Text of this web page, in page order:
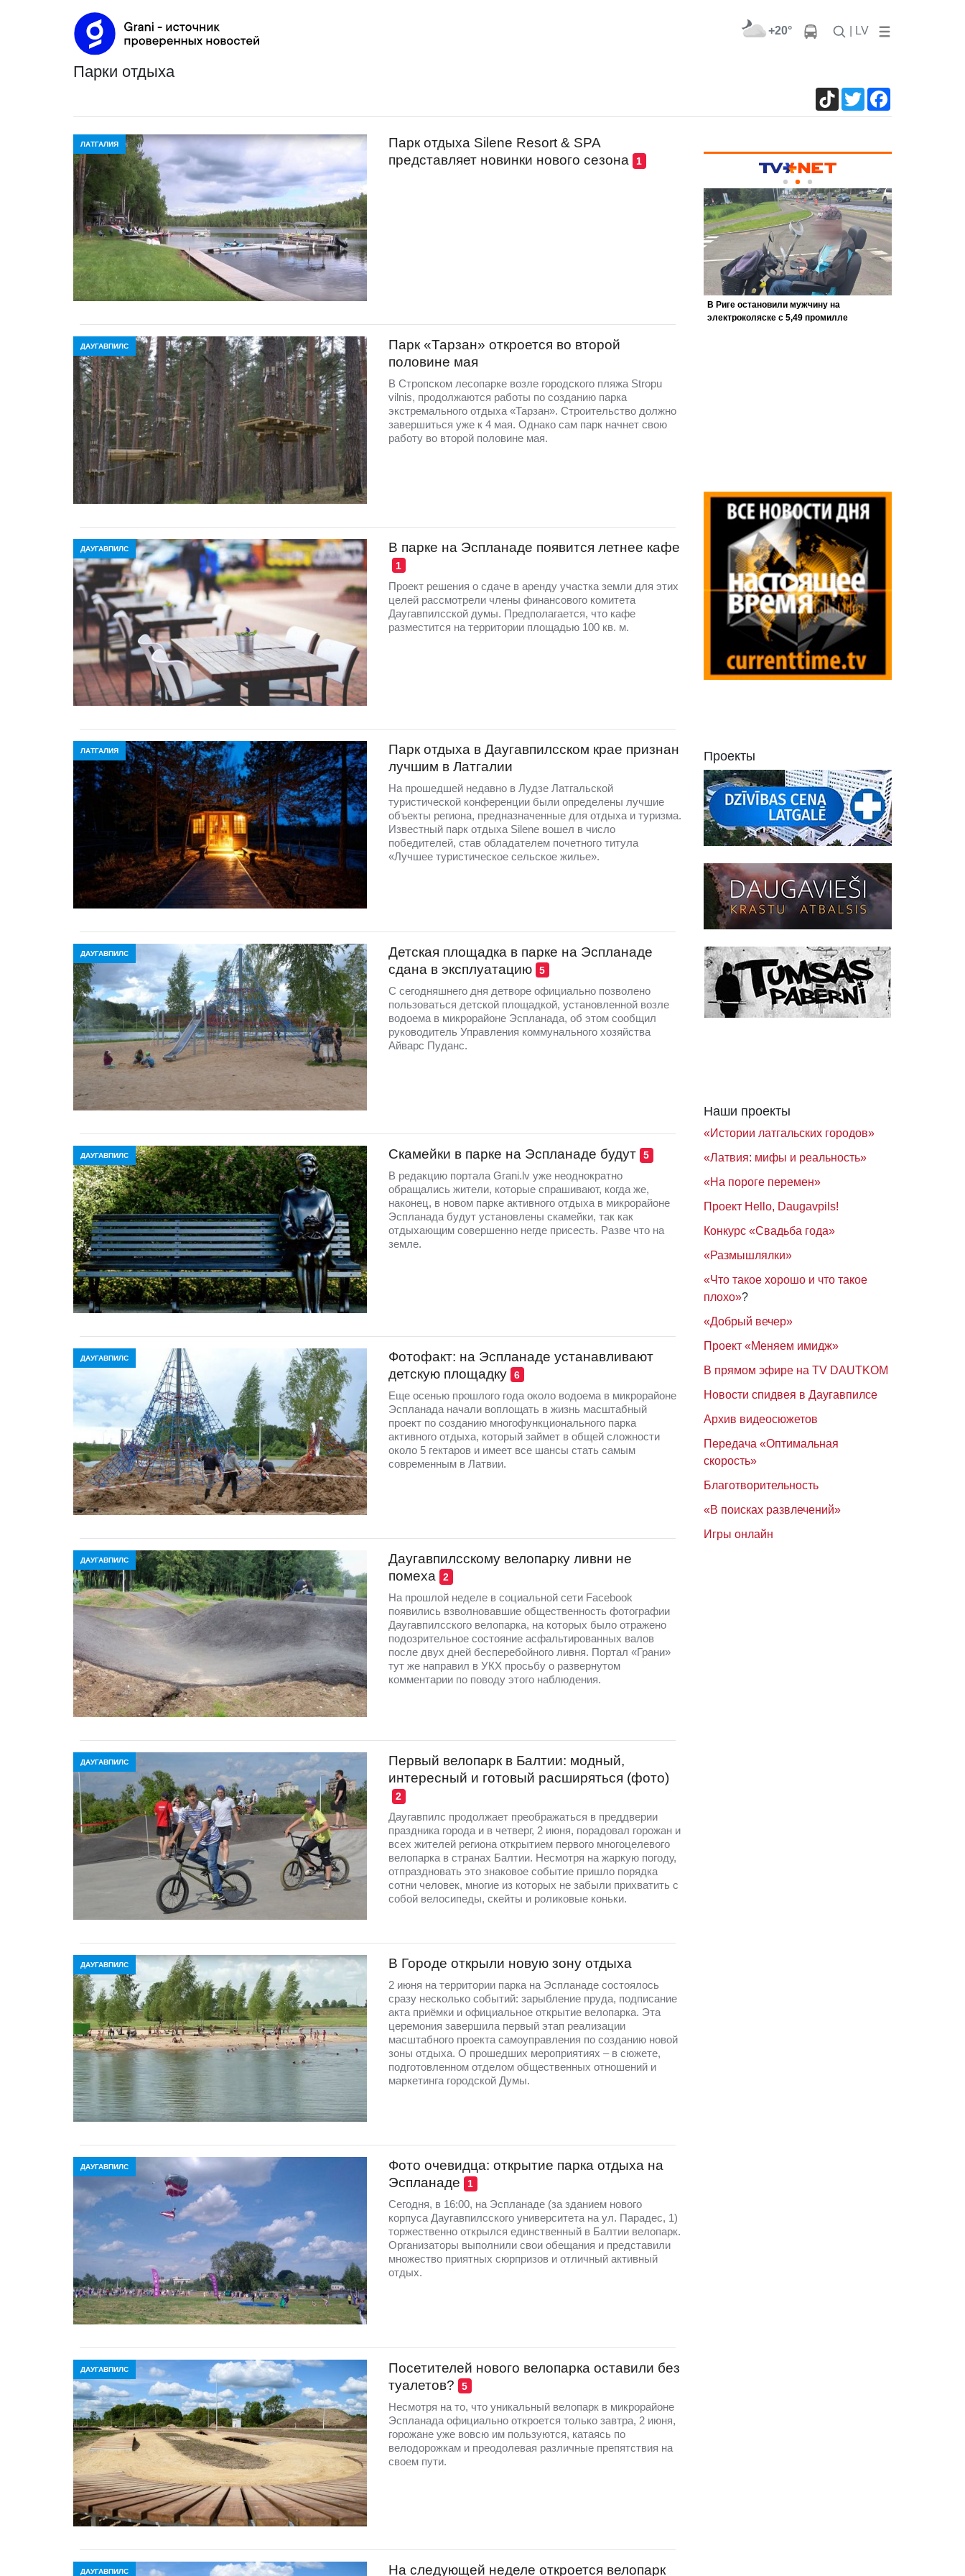
+20° | LV
парки отдыха
TikTokTwitter
ЛАТГАЛИЯ
Парк отдыха Silene Resort & SPA
представляет новинки нового сезона
1
ДАУГАВПИЛС
Парк «Тарзан» откроется во второй
половине мая
В Стропском лесопарке возле городского пляжа Stropu
vilnis, продолжаются работы по созданию парка
экстремального отдыха «Тарзан». Строительство должно
завершиться уже к 4 мая. Однако сам парк начнет свою
работу во второй половине мая.
ДАУГАВПИЛС В парке на Эспланаде появится летнее кафе
1
Проект решения о сдаче в аренду участка земли для этих
целей рассмотрели члены финансового комитета
Даугавпилсской думы. Предполагается, что кафе
разместится на территории площадью 100 кв. м.
ЛАТГАЛИЯ
Парк отдыха в Даугавпилсском крае признан
лучшим в Латгалии
На прошедшей недавно в Лудзе Латгальской
туристической конференции были определены лучшие
объекты региона, предназначенные для отдыха и туризма.
Известный парк отдыха Silene вошел в число
победителей, став обладателем почетного титула
«Лучшее туристическое сельское жилье».
ДАУГАВПИЛС
Детская площадка в парке на Эспланаде
сдана в эксплуатацию
5
С сегодняшнего дня детворе официально позволено
пользоваться детской площадкой, установленной возле
водоема в микрорайоне Эспланада, об этом сообщил
руководитель Управления коммунального хозяйства
Айварс Пуданс.
ДАУГАВПИЛС Скамейки в парке на Эспланаде будут 5
В редакцию портала Grani.lv уже неоднократно
обращались жители, которые спрашивают, когда же,
наконец, в новом парке активного отдыха в микрорайоне
Эспланада будут установлены скамейки, так как
отдыхающим совершенно негде присесть. Разве что на
земле.
ДАУГАВПИЛС
Фотофакт: на Эспланаде устанавливают
детскую площадку
6
Еще осенью прошлого года около водоема в микрорайоне
Эспланада начали воплощать в жизнь масштабный
проект по созданию многофункционального парка
активного отдыха, который займет в общей сложности
около 5 гектаров и имеет все шансы стать самым
современным в Латвии.
ДАУГАВПИЛС
Даугавпилсскому велопарку ливни не
помеха
2
На прошлой неделе в социальной сети Facebook
появились взволновавшие общественность фотографии
Даугавпилсского велопарка, на которых было отражено
подозрительное состояние асфальтированных валов
после двух дней бесперебойного ливня. Портал «Грани»
тут же направил в УКХ просьбу о развернутом
комментарии по поводу этого наблюдения.
ДАУГАВПИЛС
Первый велопарк в Балтии: модный,
интересный и готовый расширяться (фото)
2
Даугавпилс продолжает преображаться в преддверии
праздника города и в четверг, 2 июня, порадовал горожан и
всех жителей региона открытием первого многоцелевого
велопарка в странах Балтии. Несмотря на жаркую погоду,
отпраздновать это знаковое событие пришло порядка
сотни человек, многие из которых не забыли прихватить с
собой велосипеды, скейты и роликовые коньки.
ДАУГАВПИЛС В Городе открыли новую зону отдыха
2 июня на территории парка на Эспланаде состоялось
сразу несколько событий: зарыбление пруда, подписание
акта приёмки и официальное открытие велопарка. Эта
церемония завершила первый этап реализации
масштабного проекта самоуправления по созданию новой
зоны отдыха. О прошедших мероприятиях – в сюжете,
подготовленном отделом общественных отношений и
маркетинга городской Думы.
ДАУГАВПИЛС
Фото очевидца: открытие парка отдыха на
Эспланаде
1
Сегодня, в 16:00, на Эспланаде (за зданием нового
корпуса Даугавпилсского университета на ул. Парадес, 1)
торжественно открылся единственный в Балтии велопарк.
Организаторы выполнили свои обещания и представили
множество приятных сюрпризов и отличный активный
отдых.
ДАУГАВПИЛС
Посетителей нового велопарка оставили без
туалетов?
5
Несмотря на то, что уникальный велопарк в микрорайоне
Эспланада официально откроется только завтра, 2 июня,
горожане уже вовсю им пользуются, катаясь по
велодорожкам и преодолевая различные препятствия на
своем пути.
ДАУГАВПИЛС На следующей неделе откроется велопарк
Проекты
Наши проекты
«Истории латгальских городов»
«Латвия: мифы и реальность»
«На пороге перемен»
Проект Hello, Daugavpils!
Конкурс «Свадьба года»
«Размышлялки»
«Что такое хорошо и что такое
плохо»?
«Добрый вечер»
Проект «Меняем имидж»
В прямом эфире на TV DAUTKOM
Новости спидвея в Даугавпилсе
Архив видеосюжетов
Передача «Оптимальная
скорость»
Благотворительность
«В поисках развлечений»
Игры онлайн